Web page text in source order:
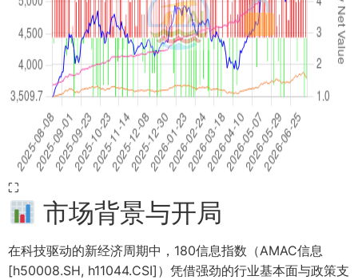
⛶
市场背景与开局
在科技驱动的新经济周期中，180信息指数（AMAC信息
[h50008.SH, h11044.CSI]）凭借强劲的行业基本面与政策支